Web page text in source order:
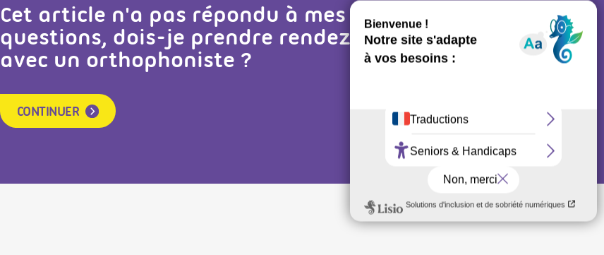
Cet article n'a pas répondu à mes
questions, dois-je prendre rendez-vous
avec un orthophoniste ?
CONTINUER